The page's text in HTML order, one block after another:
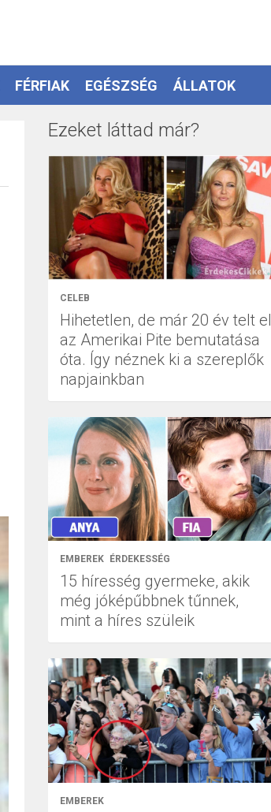
FÉRFIAK EGÉSZSÉG ÁLLATOK
Ezeket láttad már?
CELEB
Hihetetlen, de már 20 év telt el
az Amerikai Pite bemutatása
óta. Így néznek ki a szereplők
napjainkban
EMBEREK ÉRDEKESSÉG
15 híresség gyermeke, akik
még jóképűbbnek tűnnek,
mint a híres szüleik
EMBEREK